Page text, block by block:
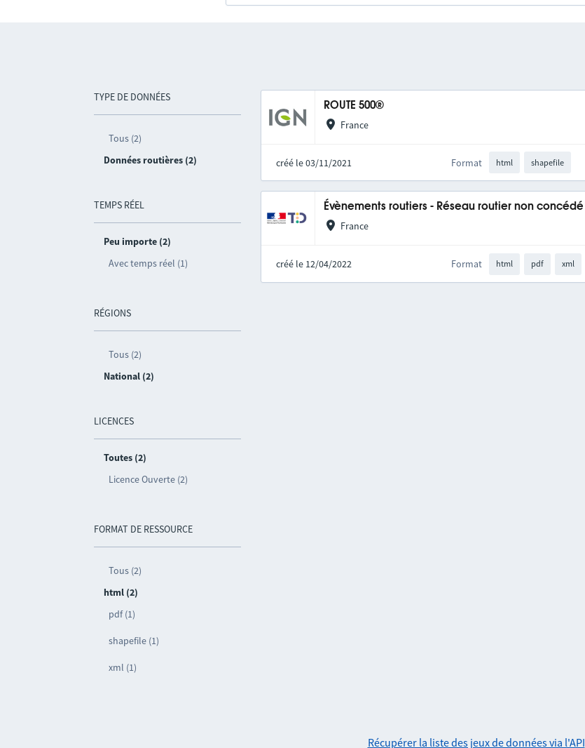
TYPE DE DONNÉES
Tous (2)
Données routières (2)
TEMPS RÉEL
Peu importe (2)
Avec temps réel (1)
RÉGIONS
Tous (2)
National (2)
LICENCES
Toutes (2)
Licence Ouverte (2)
FORMAT DE RESSOURCE
Tous (2)
html (2)
pdf (1)
shapefile (1)
xml (1)
ROUTE 500®
France
créé le 03/11/2021 Format html shapefile
Évènements routiers - Réseau routier non concédé
France
créé le 12/04/2022 Format html pdf xml
Récupérer la liste des jeux de données via l'API